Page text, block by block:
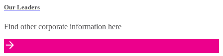
Our Leaders
Find other corporate information here